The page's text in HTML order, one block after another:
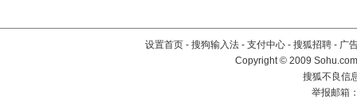
设置首页 - 搜狗输入法 - 支付中心 - 搜狐招聘 - 广
Copyright © 2009
搜狐不良信
举报邮箱